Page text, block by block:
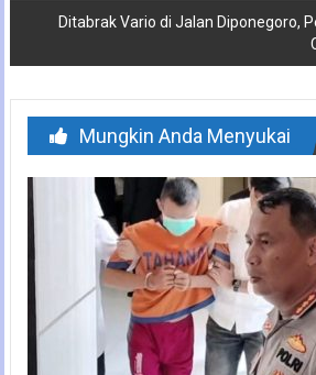
Ditabrak Vario di Jalan Diponegoro,
Mungkin Anda Menyukai